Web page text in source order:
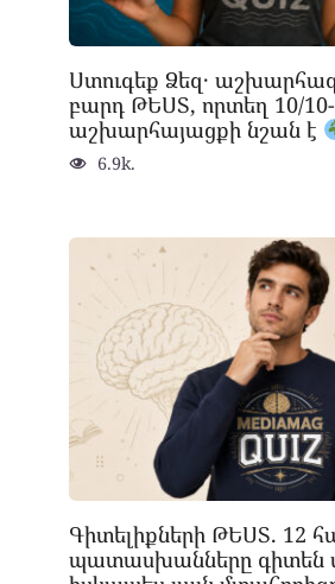
Ստուգեք Ձեզ․
բարդ ԹԵՍՏ, որտեղ 10/10-
աշխարհայացքի նշան է
6.9k.
Գիտելիքների ԹԵՍՏ. 12
պատասխանները գիտեն